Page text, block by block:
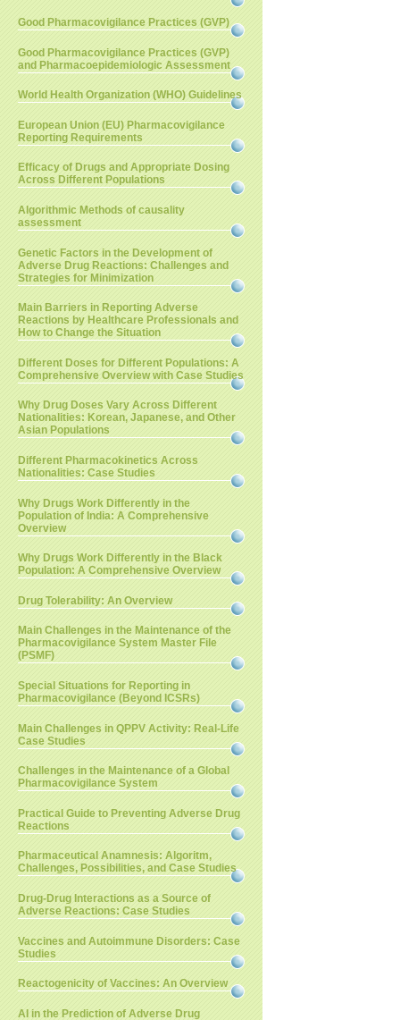
Good Pharmacovigilance Practices (GVP)
Good Pharmacovigilance Practices (GVP)
and Pharmacoepidemiologic Assessment
World Health Organization (WHO) Guidelines
European Union (EU) Pharmacovigilance
Reporting Requirements
Efficacy of Drugs and Appropriate Dosing
Across Different Populations
Algorithmic Methods of causality
assessment
Genetic Factors in the Development of
Adverse Drug Reactions: Challenges and
Strategies for Minimization
Main Barriers in Reporting Adverse
Reactions by Healthcare Professionals and
How to Change the Situation
Different Doses for Different Populations: A
Comprehensive Overview with Case Studies
Why Drug Doses Vary Across Different
Nationalities: Korean, Japanese, and Other
Asian Populations
Different Pharmacokinetics Across
Nationalities: Case Studies
Why Drugs Work Differently in the
Population of India: A Comprehensive
Overview
Why Drugs Work Differently in the Black
Population: A Comprehensive Overview
Drug Tolerability: An Overview
Main Challenges in the Maintenance of the
Pharmacovigilance System Master File
(PSMF)
Special Situations for Reporting in
Pharmacovigilance (Beyond ICSRs)
Main Challenges in QPPV Activity: Real-Life
Case Studies
Challenges in the Maintenance of a Global
Pharmacovigilance System
Practical Guide to Preventing Adverse Drug
Reactions
Pharmaceutical Anamnesis: Algoritm,
Challenges, Possibilities, and Case Studies
Drug-Drug Interactions as a Source of
Adverse Reactions: Case Studies
Vaccines and Autoimmune Disorders: Case
Studies
Reactogenicity of Vaccines: An Overview
AI in the Prediction of Adverse Drug